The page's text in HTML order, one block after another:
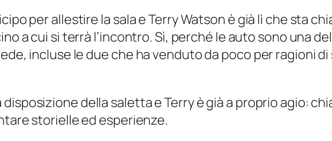
per allestire la sala e Terry Watson è già lì che sta
a cui si terrà l’incontro. Sì, perché le auto sono una
incluse le due che ha venduto da poco per ragioni di
della saletta e Terry è già a proprio agio:
storielle ed esperienze.